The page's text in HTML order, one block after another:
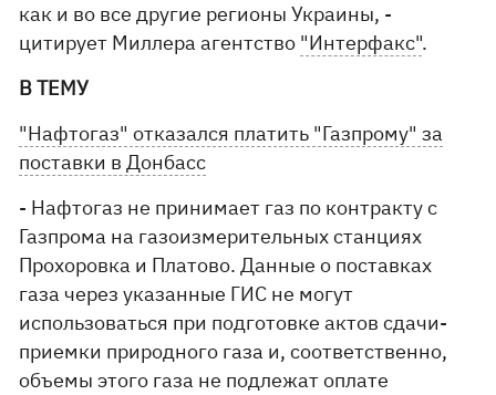
как и во все другие регионы Украины, -
цитирует Миллера агентство "Интерфакс".
В ТЕМУ
"Нафтогаз" отказался платить "Газпрому" за
поставки в Донбасс
- Нафтогаз не принимает газ по контракту с
Газпрома на газоизмерительных станциях
Прохоровка и Платово. Данные о поставках
газа через указанные ГИС не могут
использоваться при подготовке актов сдачи-
приемки природного газа и, соответственно,
объемы этого газа не подлежат оплате